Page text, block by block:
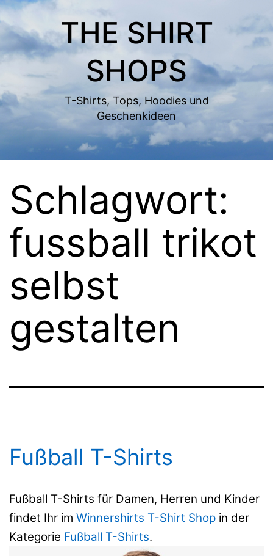
Zum
Inhalt
springen
THE SHIRT
SHOPS
T-Shirts, Tops, Hoodies und
Geschenkideen
Schlagwort:
fussball trikot
selbst
gestalten
Fußball T-Shirts
Fußball T-Shirts für Damen, Herren und Kinder
findet Ihr im Winnershirts T-Shirt Shop in der
Kategorie Fußball T-Shirts.